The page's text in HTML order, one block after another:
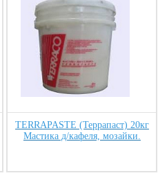
TERRAPASTE (Террапаст) 20кг
Мастика д/кафеля, мозайки.